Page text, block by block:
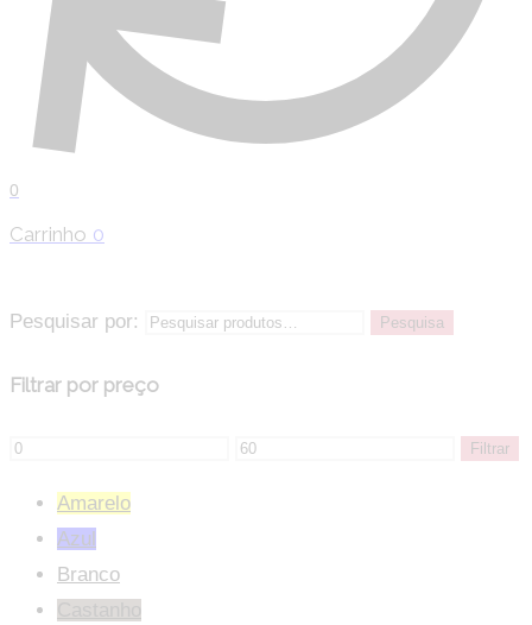
0
Carrinho 0
Pesquisar por: Pesquisa
Filtrar por preço
Filtrar
Amarelo
Azul
Branco